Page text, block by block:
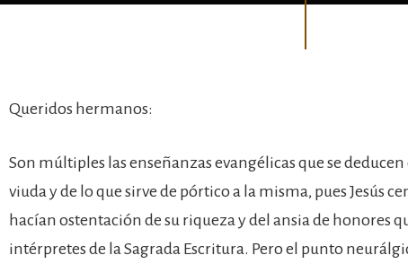
Queridos hermanos:
Son múltiples las enseñanzas evangélicas que se
viuda y de lo que sirve de pórtico a la misma, pues Jesús
hacían ostentación de su riqueza y del ansia de honores
intérpretes de la Sagrada Escritura. Pero el punto